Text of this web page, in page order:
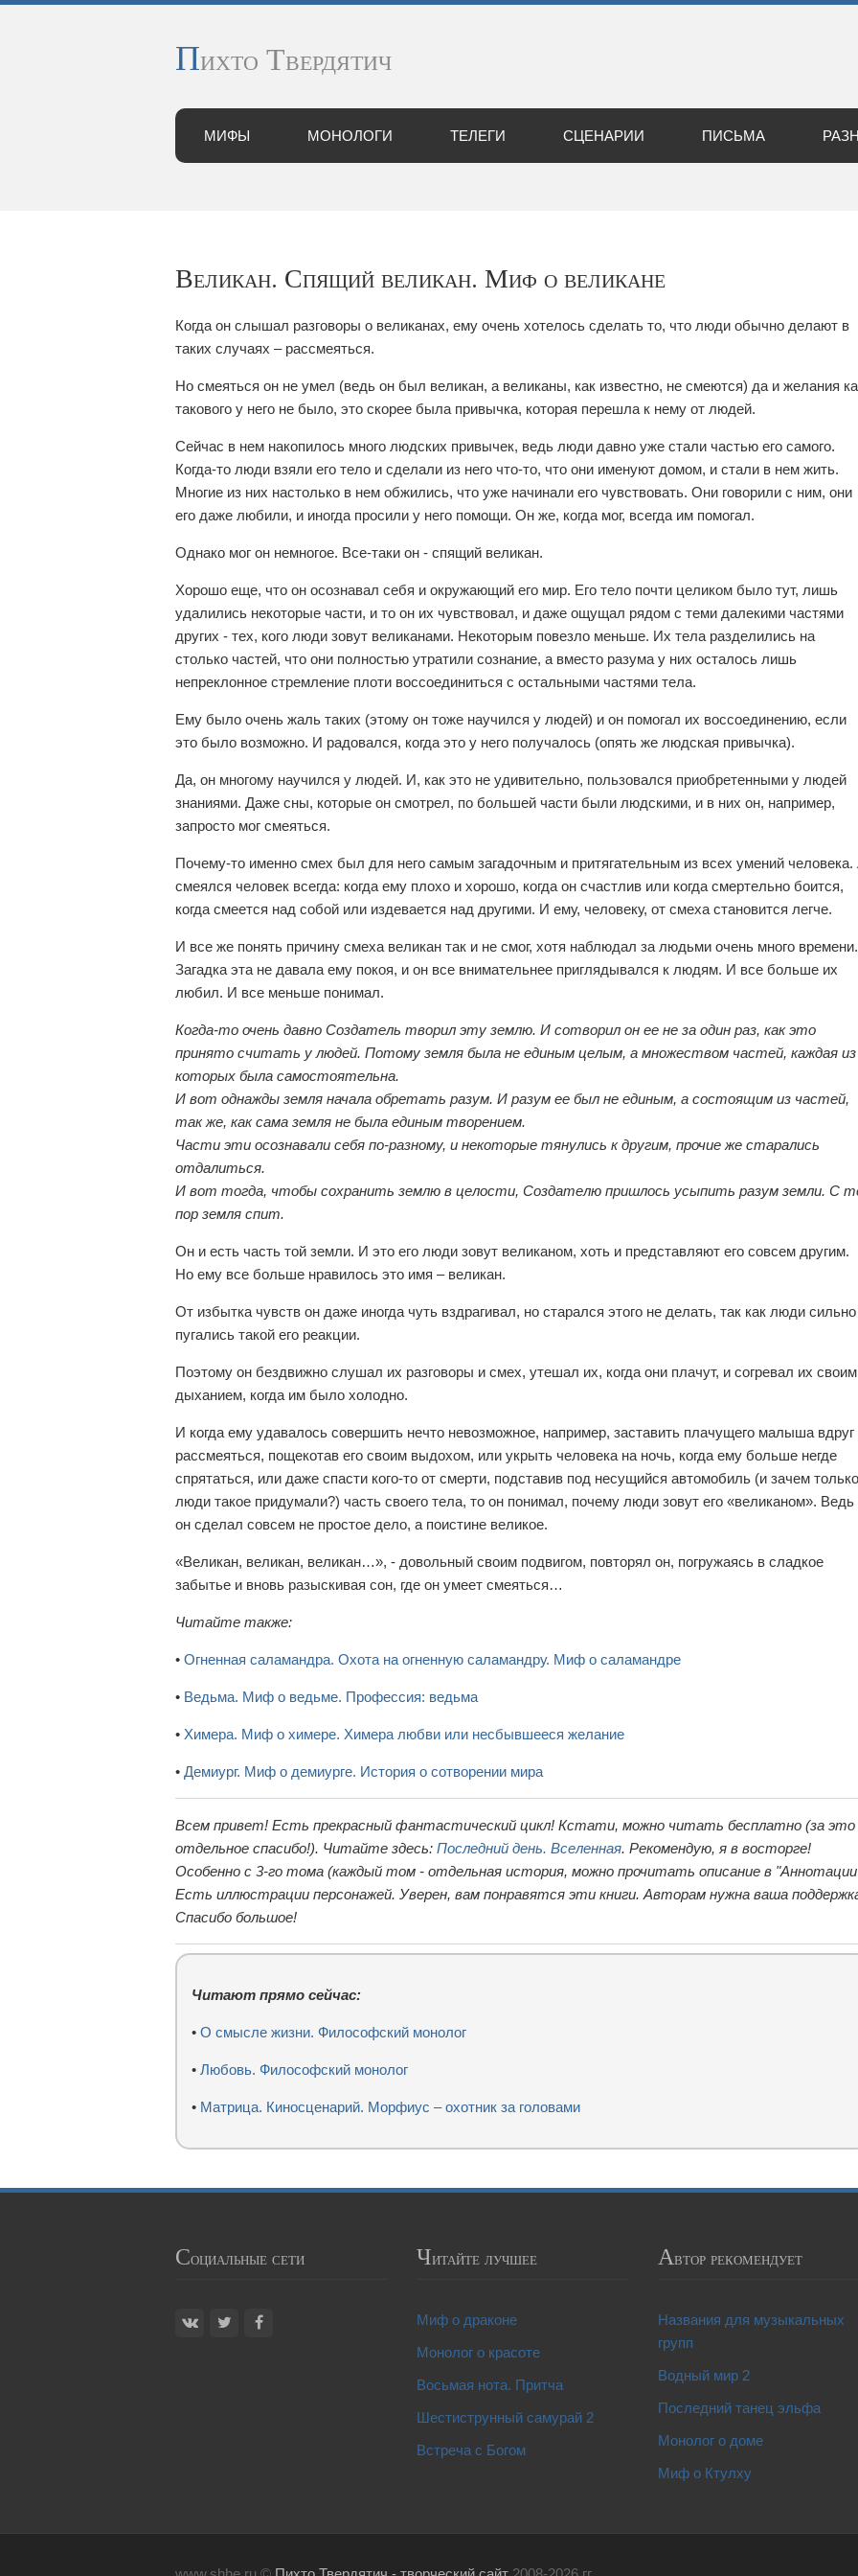
Пихто Твердятич
МИФЫ МОНОЛОГИ ТЕЛЕГИ СЦЕНАРИИ ПИСЬМА
Великан. Спящий великан. Миф о великане
Когда он слышал разговоры о великанах, ему очень хотелось сделать то, что люди обычно делают в
таких случаях – рассмеяться.
Но смеяться он не умел (ведь он был великан, а великаны, как известно, не смеются) да и желания
такового у него не было, это скорее была привычка, которая перешла к нему от людей.
Сейчас в нем накопилось много людских привычек, ведь люди давно уже стали частью его самого.
Когда-то люди взяли его тело и сделали из него что-то, что они именуют домом, и стали в нем жить.
Многие из них настолько в нем обжились, что уже начинали его чувствовать. Они говорили с ним, они
его даже любили, и иногда просили у него помощи. Он же, когда мог, всегда им помогал.
Однако мог он немногое. Все-таки он - спящий великан.
Хорошо еще, что он осознавал себя и окружающий его мир. Его тело почти целиком было тут, лишь
удалились некоторые части, и то он их чувствовал, и даже ощущал рядом с теми далекими частями
других - тех, кого люди зовут великанами. Некоторым повезло меньше. Их тела разделились на
столько частей, что они полностью утратили сознание, а вместо разума у них осталось лишь
непреклонное стремление плоти воссоединиться с остальными частями тела.
Ему было очень жаль таких (этому он тоже научился у людей) и он помогал их воссоединению, если
это было возможно. И радовался, когда это у него получалось (опять же людская привычка).
Да, он многому научился у людей. И, как это не удивительно, пользовался приобретенными у людей
знаниями. Даже сны, которые он смотрел, по большей части были людскими, и в них он, например,
запросто мог смеяться.
Почему-то именно смех был для него самым загадочным и притягательным из всех умений человека.
смеялся человек всегда: когда ему плохо и хорошо, когда он счастлив или когда смертельно боится,
когда смеется над собой или издевается над другими. И ему, человеку, от смеха становится легче.
И все же понять причину смеха великан так и не смог, хотя наблюдал за людьми очень много времени.
Загадка эта не давала ему покоя, и он все внимательнее приглядывался к людям. И все больше их
любил. И все меньше понимал.
Когда-то очень давно Создатель творил эту землю. И сотворил он ее не за один раз, как это
принято считать у людей. Потому земля была не единым целым, а множеством частей, каждая из
которых была самостоятельна.
И вот однажды земля начала обретать разум. И разум ее был не единым, а состоящим из частей,
так же, как сама земля не была единым творением.
Части эти осознавали себя по-разному, и некоторые тянулись к другим, прочие же старались
отдалиться.
И вот тогда, чтобы сохранить землю в целости, Создателю пришлось усыпить разум земли. С
пор земля спит.
Он и есть часть той земли. И это его люди зовут великаном, хоть и представляют его совсем другим.
Но ему все больше нравилось это имя – великан.
От избытка чувств он даже иногда чуть вздрагивал, но старался этого не делать, так как люди сильно
пугались такой его реакции.
Поэтому он бездвижно слушал их разговоры и смех, утешал их, когда они плачут, и согревал их своим
дыханием, когда им было холодно.
И когда ему удавалось совершить нечто невозможное, например, заставить плачущего малыша вдруг
рассмеяться, пощекотав его своим выдохом, или укрыть человека на ночь, когда ему больше негде
спрятаться, или даже спасти кого-то от смерти, подставив под несущийся автомобиль (и зачем только
люди такое придумали?) часть своего тела, то он понимал, почему люди зовут его «великаном». Ведь
он сделал совсем не простое дело, а поистине великое.
«Великан, великан, великан…», - довольный своим подвигом, повторял он, погружаясь в сладкое
забытье и вновь разыскивая сон, где он умеет смеяться…
Читайте также:
• Огненная саламандра. Охота на огненную саламандру. Миф о саламандре
• Ведьма. Миф о ведьме. Профессия: ведьма
• Химера. Миф о химере. Химера любви или несбывшееся желание
• Демиург. Миф о демиурге. История о сотворении мира
Всем привет! Есть прекрасный фантастический цикл! Кстати, можно читать бесплатно (за это
отдельное спасибо!). Читайте здесь: Последний день. Вселенная. Рекомендую, я в восторге!
Особенно с 3-го тома (каждый том - отдельная история, можно прочитать описание в
Есть иллюстрации персонажей. Уверен, вам понравятся эти книги. Авторам нужна ваша
Спасибо большое!
Читают прямо сейчас:
• О смысле жизни. Философский монолог
• Любовь. Философский монолог
• Матрица. Киносценарий. Морфиус – охотник за головами
Социальные сети Читайте лучшее
Миф о драконе
Монолог о красоте
Восьмая нота. Притча
Шестиструнный самурай 2
Встреча с Богом
Автор рекомендует
Названия для музыкальных
групп
Водный мир 2
Последний танец эльфа
Монолог о доме
Миф о Ктулху